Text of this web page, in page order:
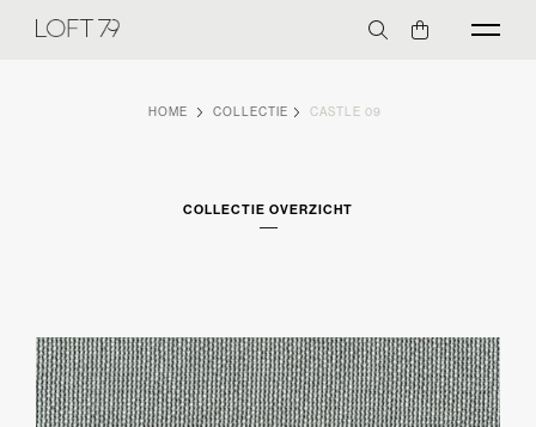
HOME COLLECTIE CASTLE 09
COLLECTIE OVERZICHT